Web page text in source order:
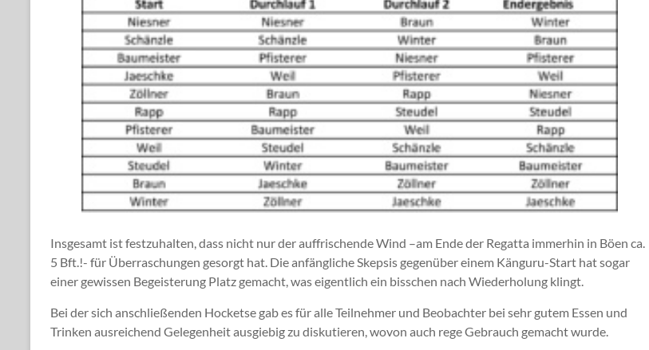
Insgesamt ist festzuhalten, dass nicht nur der auffrischende Wind –am Ende der Regatta immerhin in Böen ca.
5 Bft.!- für Überraschungen gesorgt hat. Die anfängliche Skepsis gegenüber einem Känguru-Start hat sogar
einer gewissen Begeisterung Platz gemacht, was eigentlich ein bisschen nach Wiederholung klingt.
Bei der sich anschließenden Hocketse gab es für alle Teilnehmer und Beobachter bei sehr gutem Essen und
Trinken ausreichend Gelegenheit ausgiebig zu diskutieren, wovon auch rege Gebrauch gemacht wurde.